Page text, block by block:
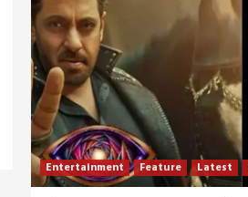
Entertainment Feature Latest